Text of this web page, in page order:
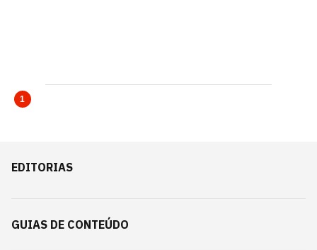
1
EDITORIAS
GUIAS DE CONTEÚDO